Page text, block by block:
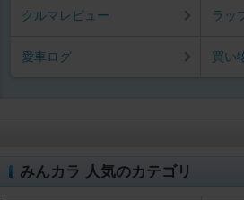
クルマレビュー ラッ
愛車ログ 買い
みんカラ 人気のカテゴリ